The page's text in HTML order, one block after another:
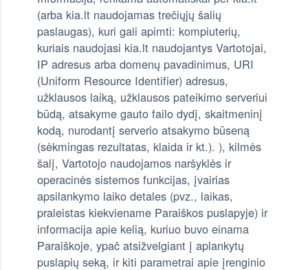
(arba kia.lt naudojamas trečiųjų šalių
paslaugas), kuri gali apimti: kompiuterių,
kuriais naudojasi kia.lt naudojantys Vartotojai,
IP adresus arba domenų pavadinimus, URI
(Uniform Resource Identifier) adresus,
užklausos laiką, užklausos pateikimo serveriui
būdą, atsakyme gauto failo dydį, skaitmeninį
kodą, nurodantį serverio atsakymo būseną
(sėkmingas rezultatas, klaida ir kt.). ), kilmės
šalį, Vartotojo naudojamos naršyklės ir
operacinės sistemos funkcijas, įvairias
apsilankymo laiko detales (pvz., laikas,
praleistas kiekviename Paraiškos puslapyje) ir
informacija apie kelią, kuriuo buvo einama
Paraiškoje, ypač atsižvelgiant į aplankytų
puslapių seką, ir kiti parametrai apie įrenginio